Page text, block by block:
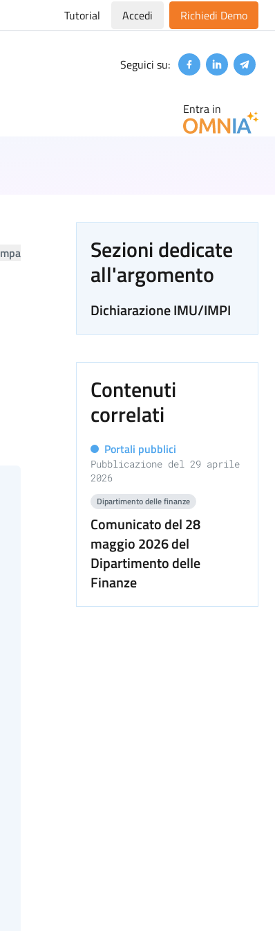
Tutorial Accedi Richiedi Demo
Seguici su: FacebookLinkedin
Entra in
Sezioni dedicate
all'argomento
Dichiarazione IMU/IMPI
Contenuti
correlati
Portali pubblici
Pubblicazione del 29 aprile
2026
Dipartimento delle finanze
Comunicato del 28
maggio 2026 del
Dipartimento delle
Finanze